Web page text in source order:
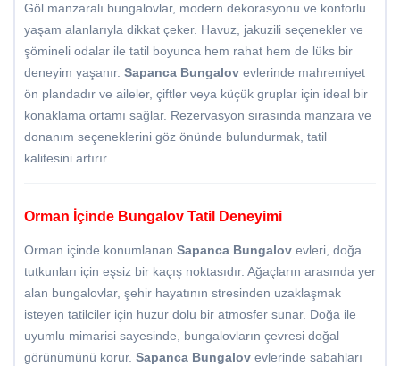
Göl manzaralı bungalovlar, modern dekorasyonu ve konforlu
yaşam alanlarıyla dikkat çeker. Havuz, jakuzili seçenekler ve
şömineli odalar ile tatil boyunca hem rahat hem de lüks bir
deneyim yaşanır. Sapanca Bungalov evlerinde mahremiyet
ön plandadır ve aileler, çiftler veya küçük gruplar için ideal bir
konaklama ortamı sağlar. Rezervasyon sırasında manzara ve
donanım seçeneklerini göz önünde bulundurmak, tatil
kalitesini artırır.
Orman İçinde Bungalov Tatil Deneyimi
Orman içinde konumlanan Sapanca Bungalov evleri, doğa
tutkunları için eşsiz bir kaçış noktasıdır. Ağaçların arasında yer
alan bungalovlar, şehir hayatının stresinden uzaklaşmak
isteyen tatilciler için huzur dolu bir atmosfer sunar. Doğa ile
uyumlu mimarisi sayesinde, bungalovların çevresi doğal
görünümünü korur. Sapanca Bungalov evlerinde sabahları